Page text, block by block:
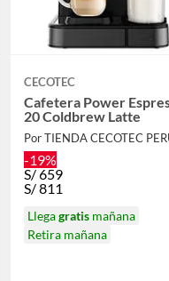
CECOTEC
Cafetera Power
20 Coldbrew Latte
Por TIENDA CECOTEC
-19%
S/659
S/811
Llegagratismañana
Retira mañana